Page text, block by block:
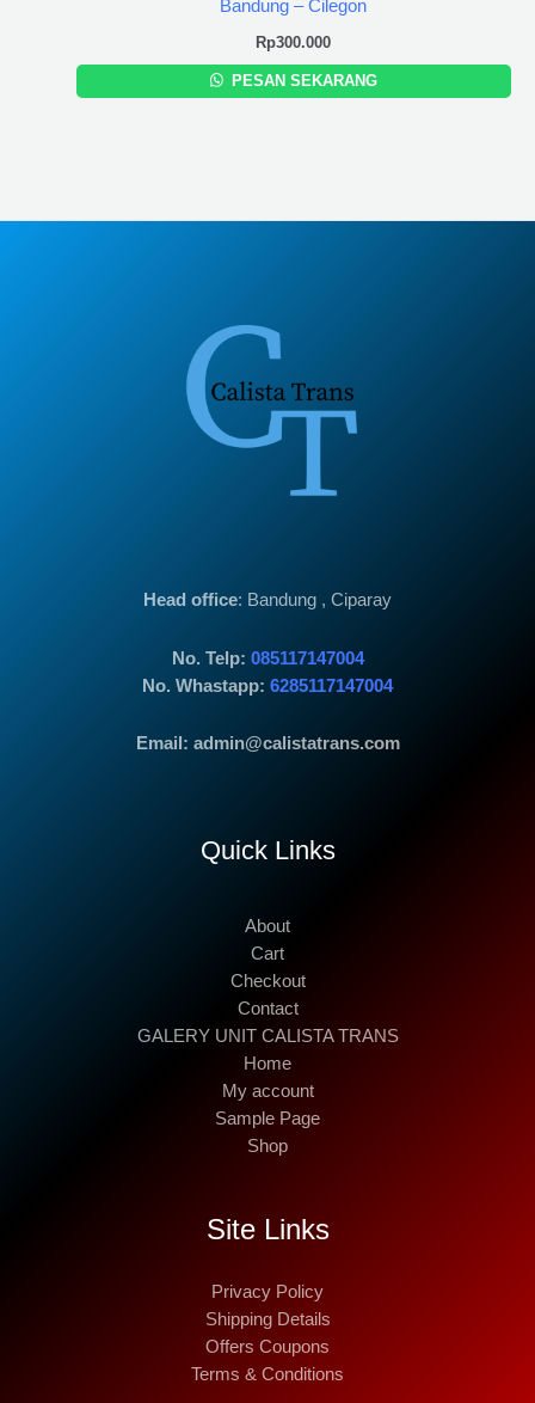
Bandung – Cilegon
Rp300.000
PESAN SEKARANG
Head office: Bandung , Ciparay
No. Telp: 085117147004
No. Whastapp: 6285117147004
Email: admin@calistatrans.com
Quick Links
About
Cart
Checkout
Contact
GALERY UNIT CALISTA TRANS
Home
My account
Sample Page
Shop
Site Links
Privacy Policy
Shipping Details
Offers Coupons
Terms & Conditions